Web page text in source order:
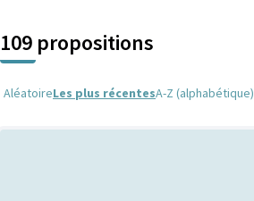
109 propositions
AléatoireLes plus récentesA-Z (alphabétique)